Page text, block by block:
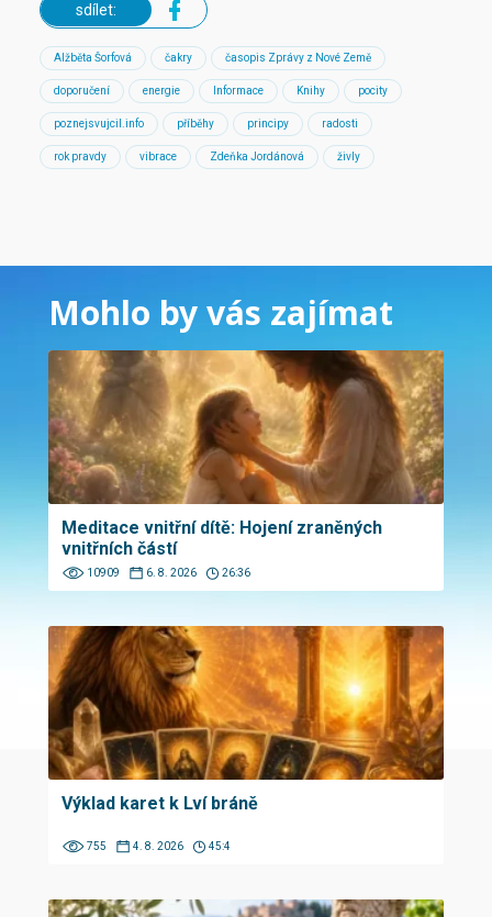
sdílet:
Alžběta Šorfová čakry časopis Zprávy z Nové Země
doporučení energie Informace Knihy pocity
poznejsvujcil.info příběhy principy radosti
rok pravdy vibrace Zdeňka Jordánová živly
Mohlo by vás zajímat
Meditace vnitřní dítě: Hojení zraněných
vnitřních částí
10909 6. 8. 2026 26:36
Výklad karet k Lví bráně
755 4. 8. 2026 45:4